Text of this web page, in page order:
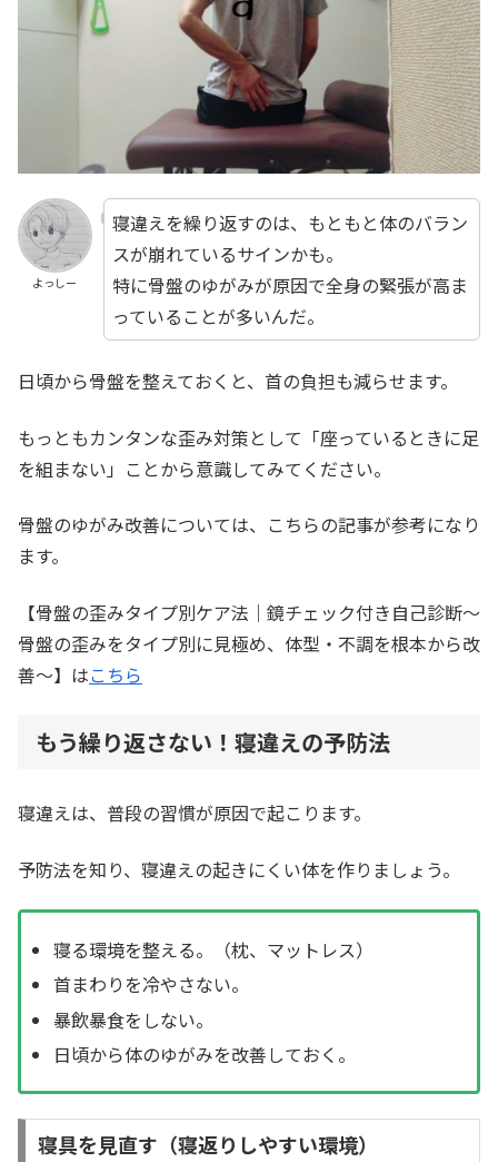
よっしー
寝違えを繰り返すのは、もともと体のバラン
スが崩れているサインかも。
特に骨盤のゆがみが原因で全身の緊張が高ま
っていることが多いんだ。
日頃から骨盤を整えておくと、首の負担も減らせます。
もっともカンタンな歪み対策として「座っているときに足
を組まない」ことから意識してみてください。
骨盤のゆがみ改善については、こちらの記事が参考になり
ます。
【骨盤の歪みタイプ別ケア法｜鏡チェック付き自己診断～
骨盤の歪みをタイプ別に見極め、体型・不調を根本から改
善～】はこちら
もう繰り返さない！寝違えの予防法
寝違えは、普段の習慣が原因で起こります。
予防法を知り、寝違えの起きにくい体を作りましょう。
寝る環境を整える。（枕、マットレス）
首まわりを冷やさない。
暴飲暴食をしない。
日頃から体のゆがみを改善しておく。
寝具を見直す（寝返りしやすい環境）